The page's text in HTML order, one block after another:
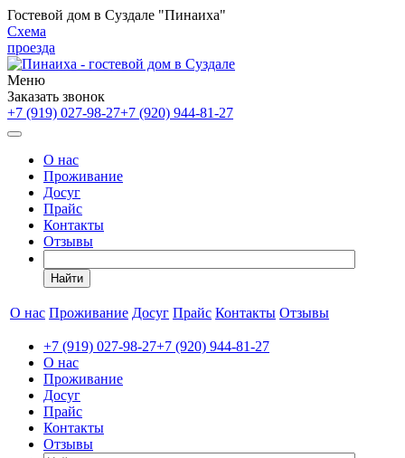
Гостевой дом в Суздале "Пинаиха"
Схема
проезда
Меню
Заказать звонок
+7 (919) 027-98-27+7 (920) 944-81-27
О нас
Проживание
Досуг
Прайс
Контакты
Отзывы
Найти
О нас Проживание Досуг Прайс Контакты Отзывы
+7 (919) 027-98-27+7 (920) 944-81-27
О нас
Проживание
Досуг
Прайс
Контакты
Отзывы